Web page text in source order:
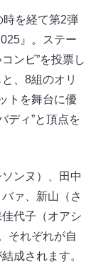
時を経て第2弾
』。ステー
ンビ”を投票し
、8組のオリ
トを舞台に優
ディ”と頂点を
ンヌ）、田中
ァ、新山（さ
代子（オアシ
それぞれが自
成されます。